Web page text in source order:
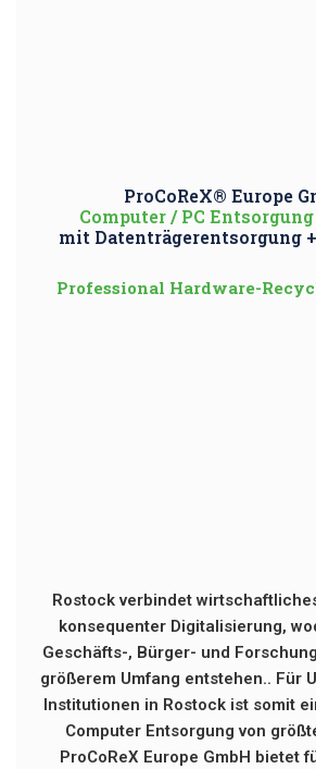
ProCoReX® Europe
Computer / PC
mit Datenträgerentsorgung
Professional Hardware-
Rostock verbindet
konsequenter Digitalisierung,
Geschäfts-, Bürger- und
größerem Umfang entstehen.. Für
Institutionen in Rostock ist somit
Computer Entsorgung von
ProCoReX Europe GmbH bietet